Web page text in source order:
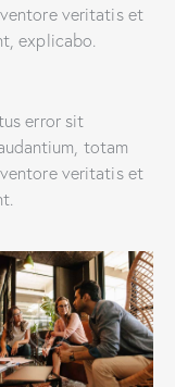
veritatis et
explicabo.
error sit
totam
veritatis et